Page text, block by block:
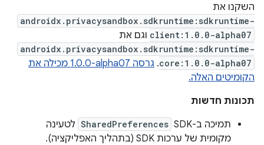
השקנו את
androidx.privacysandbox.sdkruntime:sdkruntime-
client:1.0.0-alpha07 וגם את
androidx.privacysandbox.sdkruntime:sdkruntime-
core:1.0.0-alpha07
.
גרסה ‎1.0.0-alpha07 מכילה את
הקומיטים האלה.
תכונות חדשות
תמיכה ב-SDK
SharedPreferences לטעינה
מקומית של ערכות SDK (בתהליך האפליקציה).